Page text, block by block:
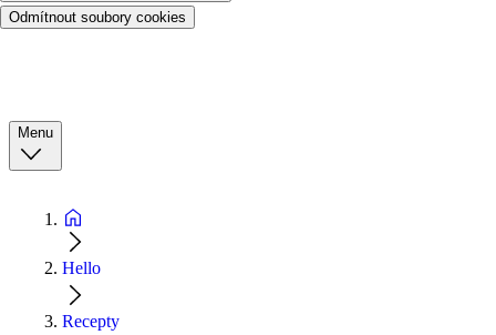
Odmítnout soubory cookies
Menu
Hello
Recepty